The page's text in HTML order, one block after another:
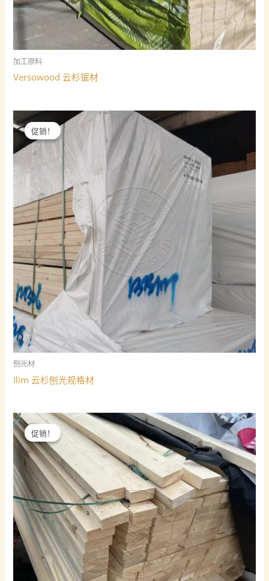
加工原料
Versowood 云杉锯材
促销！
促销！
刨光材
Ilim 云杉刨光规格材
促销！
促销！